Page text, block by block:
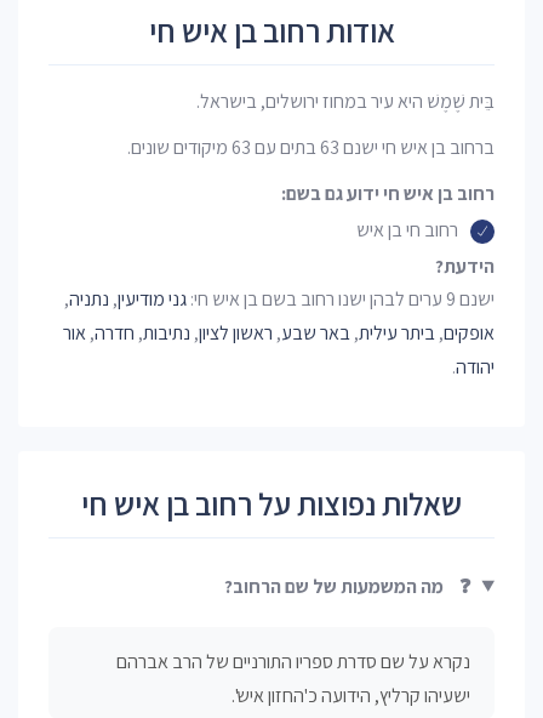
אודות רחוב בן איש חי
בֵּית שֶׁמֶשׁ היא עיר במחוז ירושלים, בישראל.
ברחוב בן איש חי ישנם 63 בתים עם 63 מיקודים שונים.
רחוב בן איש חי ידוע גם בשם:
רחוב חי בן איש
הידעת?
ישנם 9 ערים לבהן ישנו רחוב בשם בן איש חי:
גני מודיעין, נתניה,
אופקים,ביתר עילית,באר שבע, ראשון לציון, נתיבות, חדרה,אור
יהודה.
שאלות נפוצות על רחוב בן איש חי
❓ מה המשמעות של שם הרחוב?
נקרא על שם סדרת ספריו התורניים של הרב אברהם
ישעיהו קרליץ, הידועה כ'החזון איש'.